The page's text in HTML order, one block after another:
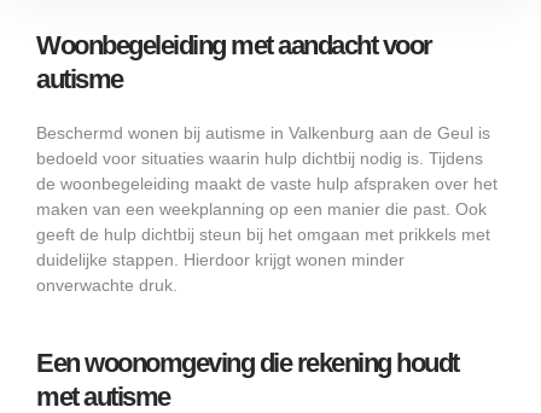
Woonbegeleiding met aandacht voor
autisme
Beschermd wonen bij autisme in Valkenburg aan de Geul is
bedoeld voor situaties waarin hulp dichtbij nodig is. Tijdens
de woonbegeleiding maakt de vaste hulp afspraken over het
maken van een weekplanning op een manier die past. Ook
geeft de hulp dichtbij steun bij het omgaan met prikkels met
duidelijke stappen. Hierdoor krijgt wonen minder
onverwachte druk.
Een woonomgeving die rekening houdt
met autisme